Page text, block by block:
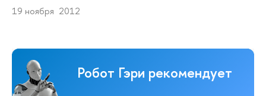
19 ноября 2012
Робот Гэри рекомендует